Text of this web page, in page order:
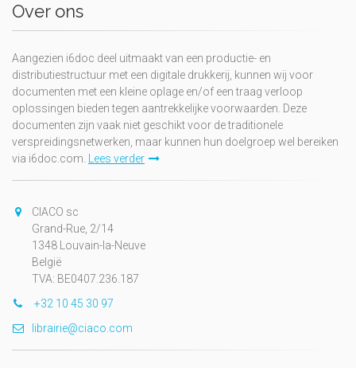
Over ons
Aangezien i6doc deel uitmaakt van een productie- en
distributiestructuur met een digitale drukkerij, kunnen wij voor
documenten met een kleine oplage en/of een traag verloop
oplossingen bieden tegen aantrekkelijke voorwaarden. Deze
documenten zijn vaak niet geschikt voor de traditionele
verspreidingsnetwerken, maar kunnen hun doelgroep wel bereiken
via i6doc.com. Lees verder
CIACO sc
Grand-Rue, 2/14
1348 Louvain-la-Neuve
België
TVA: BE0407.236.187
+32 10 45 30 97
librairie@ciaco.com